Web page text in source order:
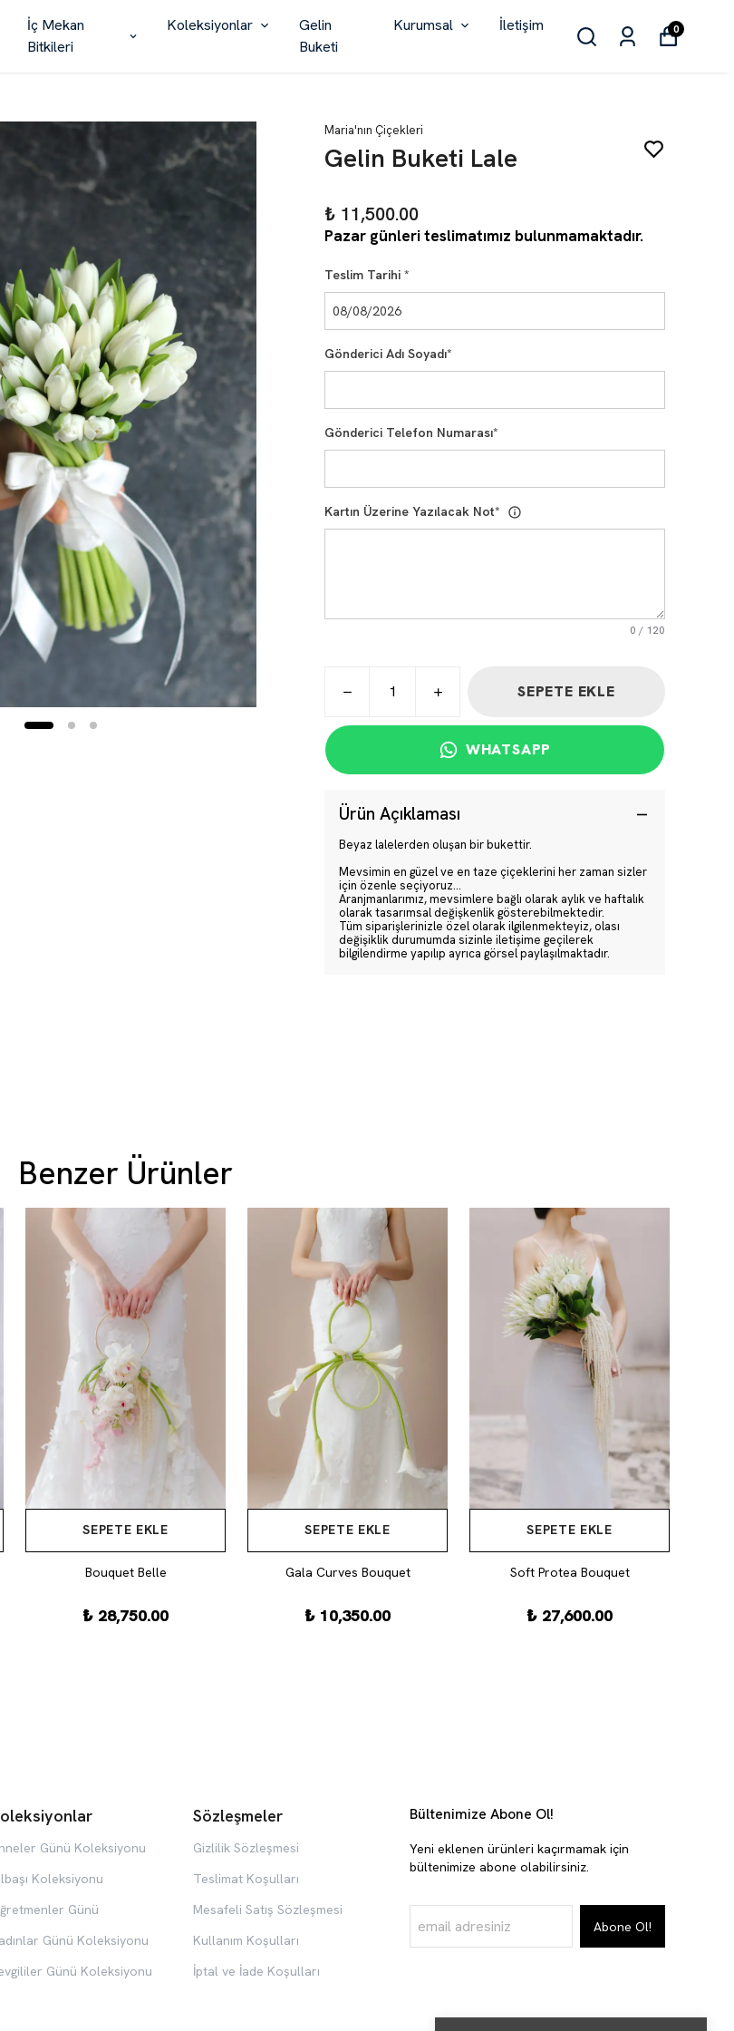
İç Mekan
Bitkileri
Koleksiyonlar
Gelin
Buketi
Kurumsal İletişim 0
Maria'nın Çiçekleri
Gelin Buketi Lale
₺ 11,500.00
Pazar günleri teslimatımız bulunmamaktadır.
Teslim Tarihi *
Gönderici Adı Soyadı*
Gönderici Telefon Numarası*
Kartın Üzerine Yazılacak Not*
0 / 120
SEPETE EKLE
WHATSAPP
Ürün Açıklaması
Beyaz lalelerden oluşan bir bukettir.
Mevsimin en güzel ve en taze çiçeklerini her zaman sizler
için özenle seçiyoruz…
Aranjmanlarımız, mevsimlere bağlı olarak aylık ve haftalık
olarak tasarımsal değişkenlik gösterebilmektedir.
Tüm siparişlerinizle özel olarak ilgilenmekteyiz, olası
değişiklik durumumda sizinle iletişime geçilerek
bilgilendirme yapılıp ayrıca görsel paylaşılmaktadır.
Benzer Ürünler
SEPETE EKLE
Bouquet Belle
₺ 28,750.00
SEPETE EKLE
Gala Curves Bouquet
₺ 10,350.00
SEPETE EKLE
Soft Protea Bouquet
₺ 27,600.00
Günü Koleksiyonu
Koleksiyonu
Günü
Günü Koleksiyonu
Günü Koleksiyonu
Sözleşmeler
Gizlilik Sözleşmesi
Teslimat Koşulları
Mesafeli Satış Sözleşmesi
Kullanım Koşulları
İptal ve İade Koşulları
Bültenimize Abone Ol!
Yeni eklenen ürünleri kaçırmamak için
bültenimize abone olabilirsiniz.
Abone Ol!